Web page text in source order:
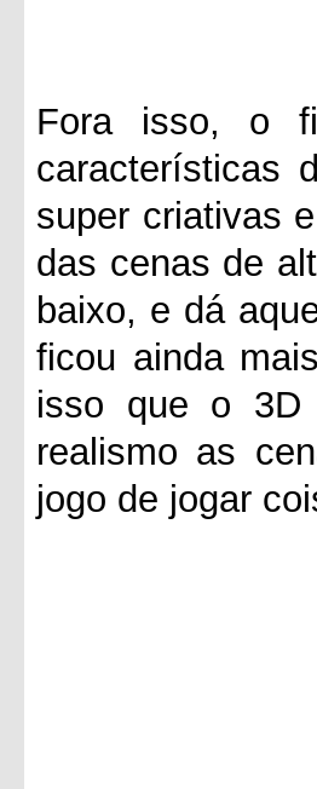
Fora isso, o
características
super criativas
das cenas de
baixo, e dá
ficou ainda
isso que o 3D
realismo as
jogo de jogar